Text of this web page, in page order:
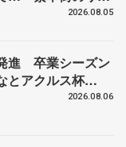
んも味方に 小林
2026.08.05
進 卒業シーズン
とアクルス杯
2026.08.06